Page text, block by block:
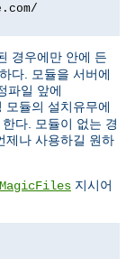
경우에만 안에 든
다. 모듈을 서버에
파일 앞에
모듈의 설치유무에
다. 모듈이 없는 경
제나 사용하길 원하
지시어